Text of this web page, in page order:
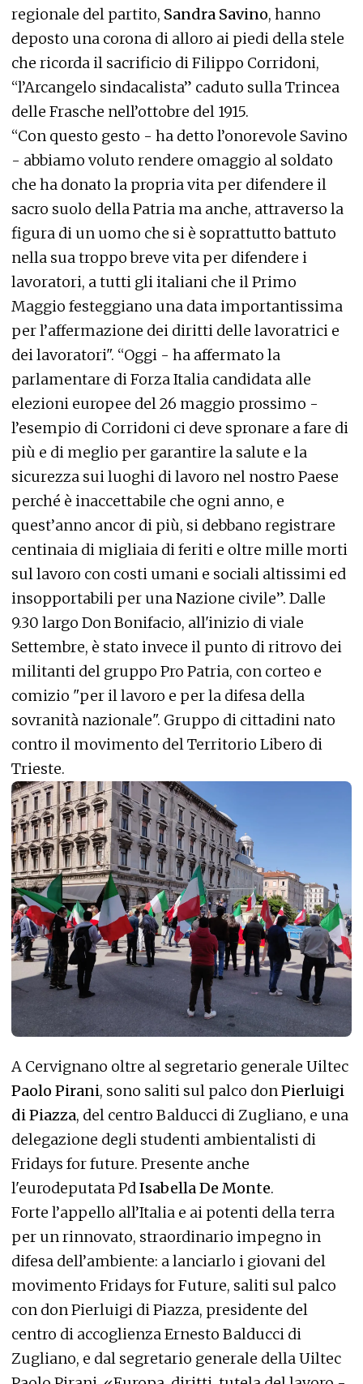
regionale del partito, Sandra Savino, hanno
deposto una corona di alloro ai piedi della stele
che ricorda il sacrificio di Filippo Corridoni,
“l’Arcangelo sindacalista” caduto sulla Trincea
delle Frasche nell’ottobre del 1915.
“Con questo gesto - ha detto l’onorevole Savino
- abbiamo voluto rendere omaggio al soldato
che ha donato la propria vita per difendere il
sacro suolo della Patria ma anche, attraverso la
figura di un uomo che si è soprattutto battuto
nella sua troppo breve vita per difendere i
lavoratori, a tutti gli italiani che il Primo
Maggio festeggiano una data importantissima
per l’affermazione dei diritti delle lavoratrici e
dei lavoratori". “Oggi - ha affermato la
parlamentare di Forza Italia candidata alle
elezioni europee del 26 maggio prossimo -
l’esempio di Corridoni ci deve spronare a fare di
più e di meglio per garantire la salute e la
sicurezza sui luoghi di lavoro nel nostro Paese
perché è inaccettabile che ogni anno, e
quest’anno ancor di più, si debbano registrare
centinaia di migliaia di feriti e oltre mille morti
sul lavoro con costi umani e sociali altissimi ed
insopportabili per una Nazione civile”. Dalle
9.30 largo Don Bonifacio, all'inizio di viale
Settembre, è stato invece il punto di ritrovo dei
militanti del gruppo Pro Patria, con corteo e
comizio "per il lavoro e per la difesa della
sovranità nazionale". Gruppo di cittadini nato
contro il movimento del Territorio Libero di
Trieste.
A Cervignano oltre al segretario generale Uiltec
Paolo Pirani, sono saliti sul palco donPierluigi
di Piazza, del centro Balducci di Zugliano, e una
delegazione degli studenti ambientalisti di
Fridays for future. Presente anche
l'eurodeputata PdIsabella De Monte.
Forte l’appello all’Italia e ai potenti della terra
per un rinnovato, straordinario impegno in
difesa dell’ambiente: a lanciarlo i giovani del
movimento Fridays for Future, saliti sul palco
con don Pierluigi di Piazza, presidente del
centro di accoglienza Ernesto Balducci di
Zugliano, e dal segretario generale della Uiltec